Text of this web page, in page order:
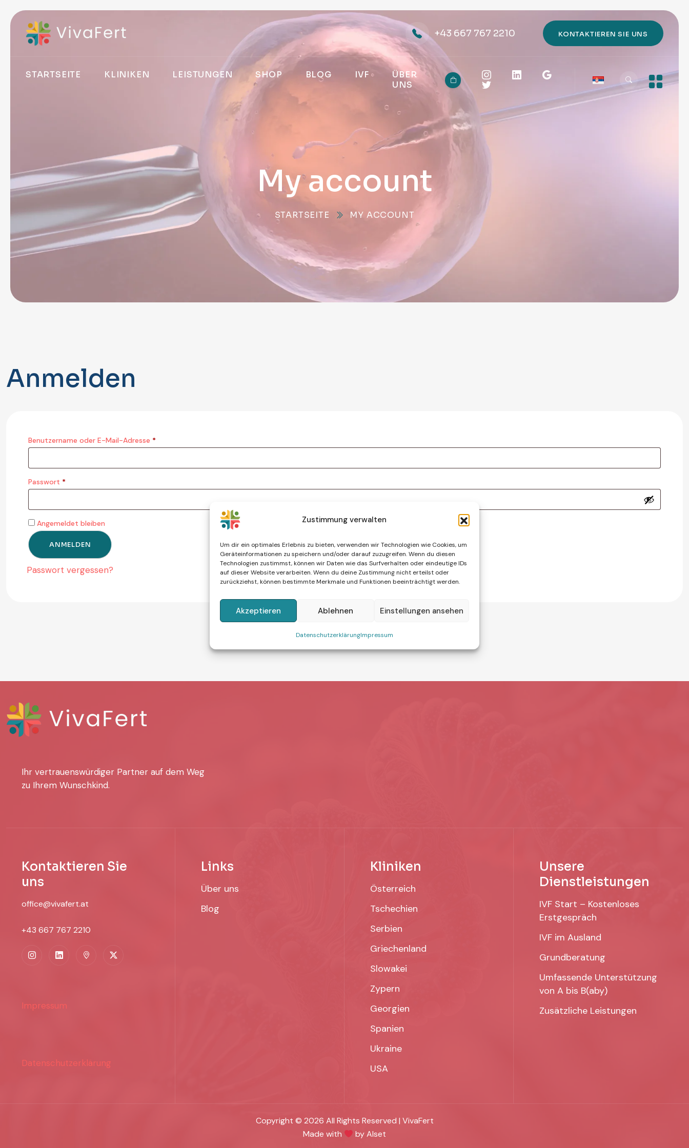
Zustimmung verwalten
Um dir ein optimales Erlebnis zu bieten, verwenden wir Technologien wie Cookies, um
Geräteinformationen zu speichern und/oder darauf zuzugreifen. Wenn du diesen
Technologien zustimmst, können wir Daten wie das Surfverhalten oder eindeutige IDs
auf dieser Website verarbeiten. Wenn du deine Zustimmung nicht erteilst oder
zurückziehst, können bestimmte Merkmale und Funktionen beeinträchtigt werden.
Akzeptieren Ablehnen Einstellungen ansehen
DatenschutzerklärungImpressum
+43 667 767 2210 KONTAKTIEREN SIE UNS
STARTSEITE KLINIKEN LEISTUNGEN SHOP BLOG IVF
ÜBER
UNS
My account
STARTSEITE MY ACCOUNT
Anmelden
Benutzername oder E-Mail-Adresse *
Passwort *
Angemeldet bleiben
ANMELDEN
Passwort vergessen?
Ihr vertrauenswürdiger Partner auf dem Weg
zu Ihrem Wunschkind.
Kontaktieren Sie
uns
office@vivafert.at
+43 667 767 2210
Impressum
Datenschutzerklärung
Links
Über uns
Blog
Kliniken
Österreich
Tschechien
Serbien
Griechenland
Slowakei
Zypern
Georgien
Spanien
Ukraine
USA
Unsere
Dienstleistungen
IVF Start – Kostenloses
Erstgespräch
IVF im Ausland
Grundberatung
Umfassende Unterstützung
von A bis B(aby)
Zusätzliche Leistungen
Copyright © 2026 All Rights Reserved | VivaFert
Made with
by Alset